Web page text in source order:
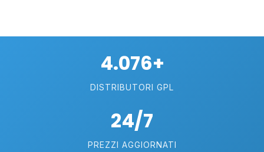
4.076+
DISTRIBUTORI GPL
24/7
PREZZI AGGIORNATI